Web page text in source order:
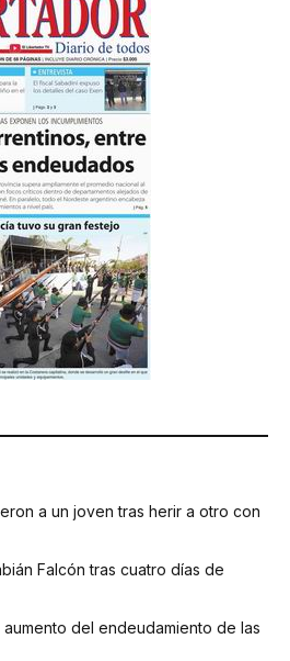
a un joven tras herir a otro con
Falcón tras cuatro días de
del endeudamiento de las